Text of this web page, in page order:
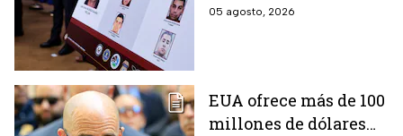
visas a familiares y socios de
05 agosto, 2026
EUA ofrece más de 100
millones de dólares